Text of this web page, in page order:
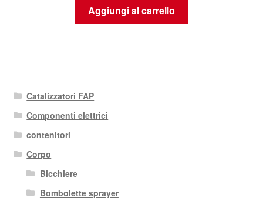
Aggiungi al carrello
Catalizzatori FAP
Componenti elettrici
contenitori
Corpo
Bicchiere
Bombolette sprayer